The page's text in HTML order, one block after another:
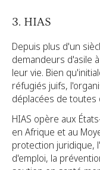
3. HIAS
Depuis plus d'un
demandeurs d'asile
leur vie. Bien
réfugiés juifs,
déplacées de
HIAS opère aux
en Afrique et au
protection juridique,
d'emploi, la